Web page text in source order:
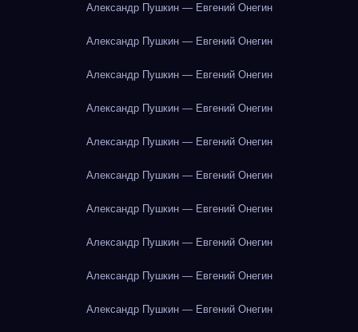
Александр Пушкин — Евгений Онегин
Александр Пушкин — Евгений Онегин
Александр Пушкин — Евгений Онегин
Александр Пушкин — Евгений Онегин
Александр Пушкин — Евгений Онегин
Александр Пушкин — Евгений Онегин
Александр Пушкин — Евгений Онегин
Александр Пушкин — Евгений Онегин
Александр Пушкин — Евгений Онегин
Александр Пушкин — Евгений Онегин